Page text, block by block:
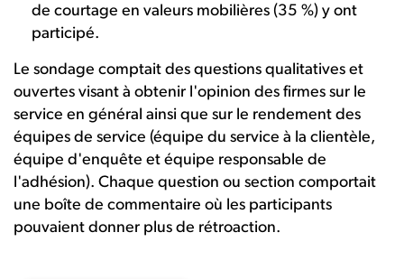
de courtage en valeurs mobilières (35 %) y ont
participé.
Le sondage comptait des questions qualitatives et
ouvertes visant à obtenir l'opinion des firmes sur le
service en général ainsi que sur le rendement des
équipes de service (équipe du service à la clientèle,
équipe d'enquête et équipe responsable de
l'adhésion). Chaque question ou section comportait
une boîte de commentaire où les participants
pouvaient donner plus de rétroaction.